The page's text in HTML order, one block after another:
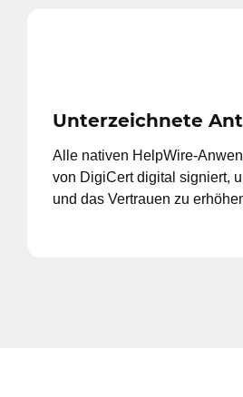
Unterzeichnete
Alle nativen HelpWire-
von DigiCert digital signiert,
und das Vertrauen zu